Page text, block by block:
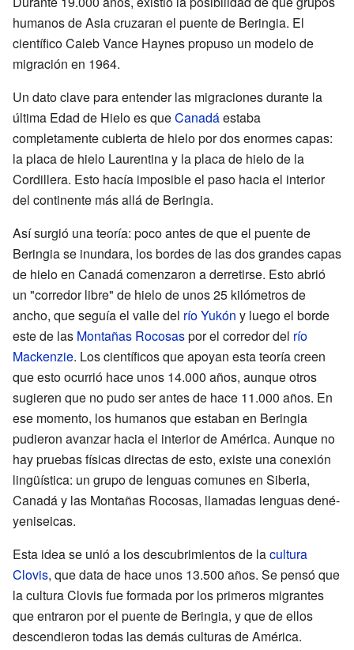
humanos de Asia cruzaran el puente de Beringia. El
científico Caleb Vance Haynes propuso un modelo de
migración en 1964.
Un dato clave para entender las migraciones durante la
última Edad de Hielo es queCanadáestaba
completamente cubierta de hielo por dos enormes capas:
la placa de hielo Laurentina y la placa de hielo de la
Cordillera. Esto hacía imposible el paso hacia el interior
del continente más allá de Beringia.
Así surgió una teoría: poco antes de que el puente de
Beringia se inundara, los bordes de las dos grandes capas
de hielo en Canadá comenzaron a derretirse. Esto abrió
un "corredor libre" de hielo de unos 25 kilómetros de
ancho, que seguía el valle del río Yukón y luego el borde
este de las Montañas Rocosaspor el corredor del río
Mackenzie. Los científicos que apoyan esta teoría creen
que esto ocurrió hace unos 14.000 años, aunque otros
sugieren que no pudo ser antes de hace 11.000 años. En
ese momento, los humanos que estaban en Beringia
pudieron avanzar hacia el interior de América. Aunque no
hay pruebas físicas directas de esto, existe una conexión
lingüística: un grupo de lenguas comunes en Siberia,
Canadá y las Montañas Rocosas, llamadas lenguas dené-
yeniseicas.
Esta idea se unió a los descubrimientos de lacultura
Clovis, que data de hace unos 13.500 años. Se pensó que
la cultura Clovis fue formada por los primeros migrantes
que entraron por el puente de Beringia, y que de ellos
descendieron todas las demás culturas de América.